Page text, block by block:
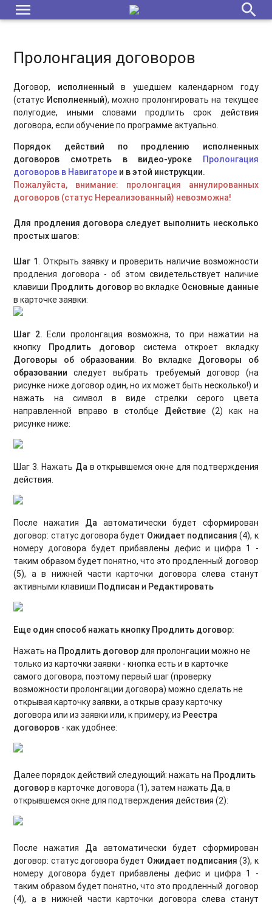
menu search
Пролонгация договоров
Договор, исполненный в ушедшем календарном году
(статус Исполненный), можно пролонгировать на текущее
полугодие, иными словами продлить срок действия
договора, если обучение по программе актуально.
Порядок действий по продлению исполненных
договоров смотреть в видео-уроке Пролонгация
договоров в Навигаторе и в этой инструкции.
Пожалуйста, внимание: пролонгация аннулированных
договоров (статус Нереализованный) невозможна!
Для продления договора следует выполнить несколько
простых шагов:
Шаг 1. Открыть заявку и проверить наличие возможности
продления договора - об этом свидетельствует наличие
клавиши Продлить договорво вкладке Основные данные
в карточке заявки:
Шаг 2.Если пролонгация возможна, то при нажатии на
кнопку Продлить договор система откроет вкладку
Договоры об образовании. Во вкладке Договоры об
образовании следует выбрать требуемый договор (на
рисунке ниже договор один, но их может быть несколько!) и
нажать на символ в виде стрелки серого цвета
направленной вправо в столбце Действие (2) как на
рисунке ниже:
Шаг 3. Нажать Дав открывшемся окне для подтверждения
действия.
После нажатия Да автоматически будет сформирован
договор: статус договора будет Ожидает подписания (4), к
номеру договора будет прибавлены дефис и цифра 1 -
таким образом будет понятно, что это продленный договор
(5), а в нижней части карточки договора слева станут
активными клавиши Подписан и Редактировать
Еще один способ нажать кнопку Продлить договор:
Нажать на Продлить договордля пролонгации можно не
только из карточки заявки - кнопка есть и в карточке
самого договора, поэтому первый шаг (проверку
возможности пролонгации договора) можно сделать не
открывая карточку заявки, а открыв сразу карточку
договора или из заявки или, к примеру, из Реестра
договоров - как удобнее:
Далее порядок действий следующий: нажать на Продлить
договорв карточке договора (1), затем нажать Да, в
открывшемся окне для подтверждения действия (2):
После нажатия Да автоматически будет сформирован
договор: статус договора будет Ожидает подписания (3), к
номеру договора будет прибавлены дефис и цифра 1 -
таким образом будет понятно, что это продленный договор
(4), а в нижней части карточки договора слева станут